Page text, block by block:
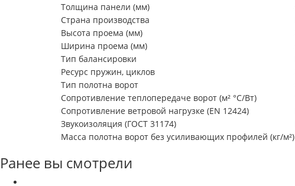
Толщина панели (мм)
Страна производства
Высота проема (мм)
Ширина проема (мм)
Тип балансировки
Ресурс пружин, циклов
Тип полотна ворот
Сопротивление теплопередаче ворот (м² °С/Вт)
Сопротивление ветровой нагрузке (EN 12424)
Звукоизоляция (ГОСТ 31174)
Масса полотна ворот без усиливающих профилей (кг/м²)
Ранее вы смотрели